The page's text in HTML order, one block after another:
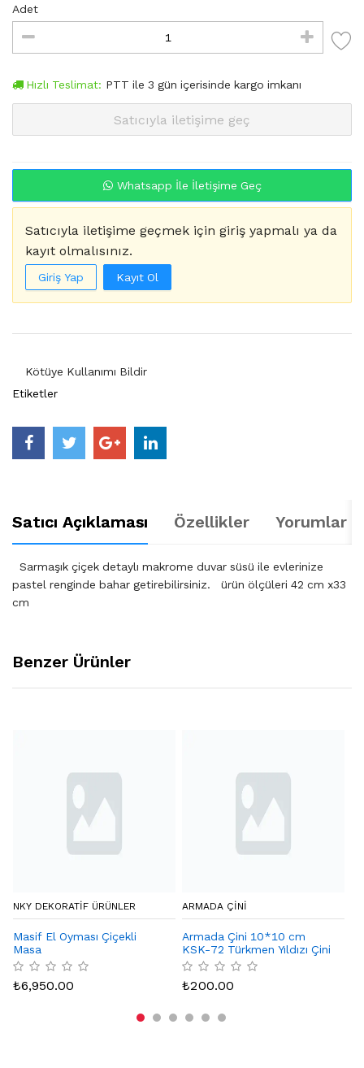
Adet
Hızlı Teslimat: PTT ile 3 gün içerisinde kargo imkanı
Satıcıyla iletişime geç
Whatsapp İle İletişime Geç
Satıcıyla iletişime geçmek için giriş yapmalı ya da
kayıt olmalısınız.
Giriş Yap Kayıt Ol
Kötüye Kullanımı Bildir
Etiketler
Satıcı Açıklaması Özellikler Yorumlar
Sarmaşık çiçek detaylı makrome duvar süsü ile evlerinize
pastel renginde bahar getirebilirsiniz. ürün ölçüleri 42 cm x33
cm
Benzer Ürünler
NKY DEKORATIF ÜRÜNLER
Masif El Oyması Çiçekli
Masa
₺6,950.00
ARMADA ÇİNİ
Armada Çini 10*10 cm
KSK-72 Türkmen Yıldızı Çini
Karo Seramik Desenli
Bordür Köşesi
₺200.00